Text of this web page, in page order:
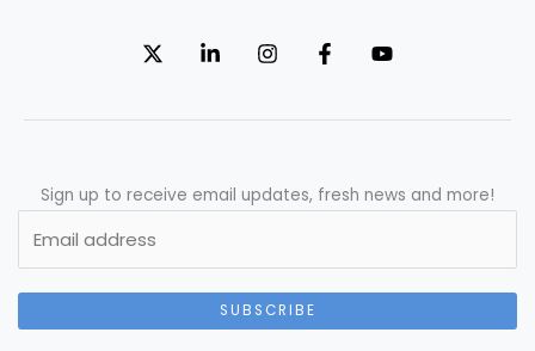
Sign up to receive email updates, fresh news and more!
SUBSCRIBE